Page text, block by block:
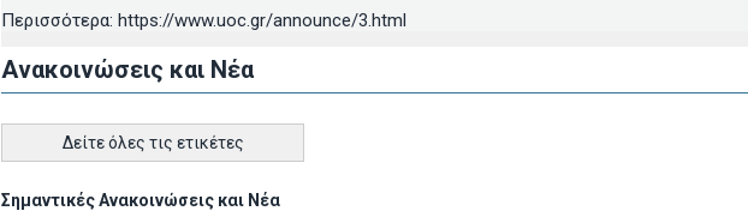
Περισσότερα: https://www.uoc.gr/announce/3.html
Ανακοινώσεις και Νέα
Δείτε όλες τις ετικέτες
Σημαντικές Ανακοινώσεις και Νέα